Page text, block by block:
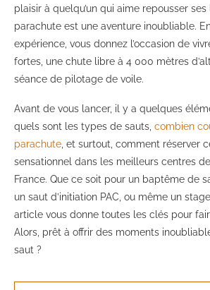
plaisir à quelqu’un qui aime repousser
parachute est une aventure inoubliable.
expérience, vous donnez l’occasion de
fortes, une chute libre à 4 000 mètres
séance de pilotage de voile.
Avant de vous lancer, il y a quelques
quels sont les types de sauts, combien
parachute, et surtout, comment réserver
sensationnel dans les meilleurs centres
France. Que ce soit pour un baptême de
un saut d’initiation PAC, ou même un
article vous donne toutes les clés pour
Alors, prêt à offrir des moments
saut ?